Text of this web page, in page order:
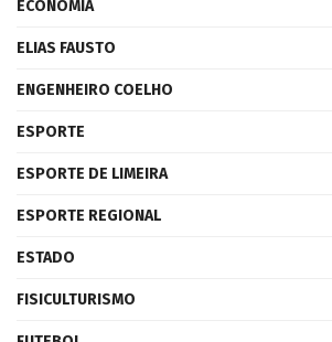
ECONOMIA
ELIAS FAUSTO
ENGENHEIRO COELHO
ESPORTE
ESPORTE DE LIMEIRA
ESPORTE REGIONAL
ESTADO
FISICULTURISMO